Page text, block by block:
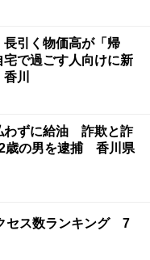
引く物価高が「帰
で過ごす人向けに新
川
わずに給油 詐欺と詐
歳の男を逮捕 香川県
セス数ランキング 7